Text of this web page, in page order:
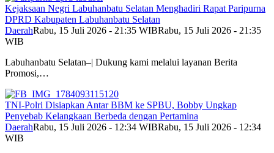
Kejaksaan Negri Labuhanbatu Selatan Menghadiri Rapat Paripurna
DPRD Kabupaten Labuhanbatu Selatan
DaerahRabu, 15 Juli 2026 - 21:35 WIBRabu, 15 Juli 2026 - 21:35
WIB
Labuhanbatu Selatan–| Dukung kami melalui layanan Berita
Promosi,…
TNI-Polri Disiapkan Antar BBM ke SPBU, Bobby Ungkap
Penyebab Kelangkaan Berbeda dengan Pertamina
DaerahRabu, 15 Juli 2026 - 12:34 WIBRabu, 15 Juli 2026 - 12:34
WIB